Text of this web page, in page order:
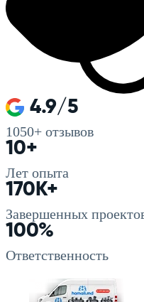
4.9/5
1050+ отзывов
10+
Лет опыта
170K+
Завершенных
100%
Ответственность